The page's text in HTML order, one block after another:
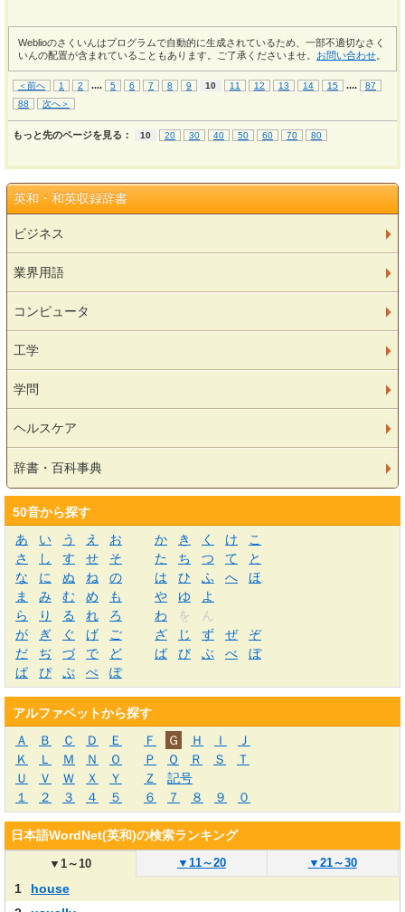
Weblioのさくいんはプログラムで自動的に生成されているため、一部不適切なさく
いんの配置が含まれていることもあります。ご了承くださいませ。 お問い合わせ
＜前へ 1 2 .... 5 6 7 8 9 10 11 12 13 14 15 ....
87
88
次へ＞
もっと先のページを見る： 10 20 30 40 50 60 70 80
英和・和英収録辞書
ビジネス
業界用語
コンピュータ
工学
学問
ヘルスケア
辞書・百科事典
50音から探す
あ
い う え お か き く け
こ
さ
し す せ そ た ち つ て
と
な
に ぬ ね の は ひ ふ へ
ほ
ま
み む め も や ゆ
よ
ら
り る れ ろ わ を
ん
が
ぎ ぐ げ ご ざ じ ず ぜ
ぞ
だ
ぢ づ で ど ば び ぶ べ
ぼ
ぱ
ぴ ぷ ぺ ぽ
アルファベットから探す
Ａ
Ｂ Ｃ Ｄ Ｅ Ｆ Ｇ Ｈ Ｉ
Ｊ
Ｋ
Ｌ Ｍ Ｎ Ｏ Ｐ Ｑ Ｒ Ｓ
Ｔ
Ｕ
Ｖ Ｗ Ｘ Ｙ Ｚ
記号
１
２ ３ ４ ５ ６ ７ ８ ９ ０
日本語WordNet(英和)の検索ランキング
▼1～10 ▼ 11～20 ▼ 21～30
1
house